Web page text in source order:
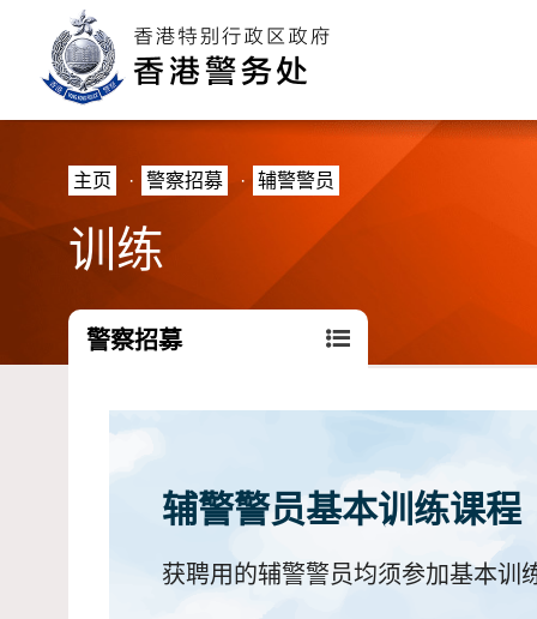
主页 · 警察招募 · 辅警警员
训练
警察招募
辅警警员基本训练课程
获聘用的辅警警员均须参加基本训